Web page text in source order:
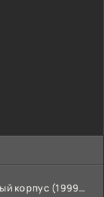
Закон и порядок. Специальный корпус (1999-2026)